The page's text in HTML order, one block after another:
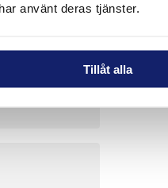
använt deras tjänster.
Tillåt alla
S...